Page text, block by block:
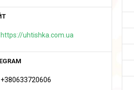
https://uhtishka.com.ua
+380633720606